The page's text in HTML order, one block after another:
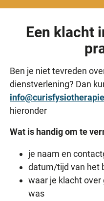
Een klacht
Ben je niet tevreden
dienstverlening? Dan
hieronder
Wat is handig om te
je naam en
datum/tijd van het
waar je klacht
was